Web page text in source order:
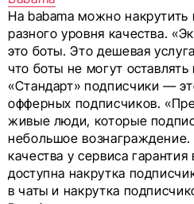
На babama можно накрутить
разного уровня качества.
это боты. Это дешевая
что боты не могут оставлять
«Стандарт» подписчики —
офферных подписчиков.
живые люди, которые
небольшое вознаграждение.
качества у сервиса
доступна накрутка
в чаты и накрутка